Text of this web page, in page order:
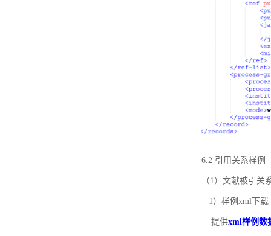
6.2 引用关系样例
（1）文献被引关
1）样例xml下载
提供xml样例数